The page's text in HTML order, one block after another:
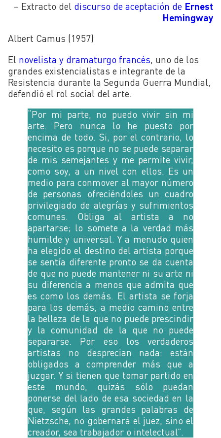
– Extracto del discurso de aceptación de Ernest
Hemingway
Albert Camus (1957)
El novelista y dramaturgo francés, uno de los
grandes existencialistas e integrante de la
Resistencia durante la Segunda Guerra Mundial,
defendió el rol social del arte.
“Por mi parte, no puedo vivir sin mi
arte. Pero nunca lo he puesto por
encima de todo. Si, por el contrario, lo
necesito es porque no se puede separar
de mis semejantes y me permite vivir,
como soy, a un nivel con ellos. Es un
medio para conmover al mayor número
de personas ofreciéndoles un cuadro
privilegiado de alegrías y sufrimientos
comunes. Obliga al artista a no
apartarse; lo somete a la verdad más
humilde y universal. Y a menudo quien
ha elegido el destino del artista porque
se sentía diferente pronto se da cuenta
de que no puede mantener ni su arte ni
su diferencia a menos que admita que
es como los demás. El artista se forja
para los demás, a medio camino entre
la belleza de la que no puede prescindir
y la comunidad de la que no puede
separarse. Por eso los verdaderos
artistas no desprecian nada: están
obligados a comprender más que a
juzgar. Y si tienen que tomar partido en
este mundo, quizás sólo puedan
ponerse del lado de esa sociedad en la
que, según las grandes palabras de
Nietzsche, no gobernará el juez, sino el
creador, sea trabajador o intelectual”.